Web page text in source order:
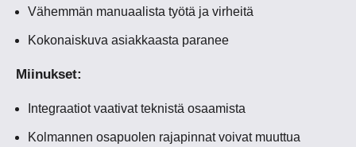
Vähemmän manuaalista työtä ja virheitä
Kokonaiskuva asiakkaasta paranee
Miinukset:
Integraatiot vaativat teknistä osaamista
Kolmannen osapuolen rajapinnat voivat muuttua